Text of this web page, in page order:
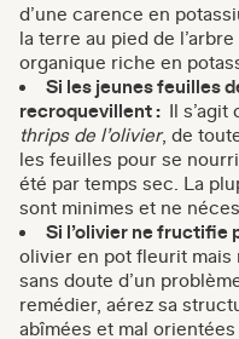
d’une carence en
la terre au pied de
organique riche en
Si les jeunes feuilles
recroquevillent : Il s’agit
thrips de l’olivier, de
les feuilles pour se
été par temps sec. La
sont minimes et ne
Si l’olivier ne fructifie
olivier en pot fleurit mais
sans doute d’un
remédier, aérez sa
abîmées et mal